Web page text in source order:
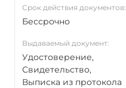
Срок действия документов:
Бессрочно
Выдаваемый документ:
Удостоверение,
Свидетельство,
Выписка из протокола